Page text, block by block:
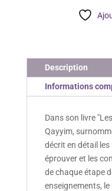
Description
Informations
Dans son livre
Qayyim,
décrit en détail
éprouver et les
de chaque étape
enseignements,